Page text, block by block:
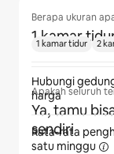
Berapa ukuran
1 kamar
Apakah seluruh
Ya, tamu
sendiri
1 kamar tidur 2
Hubungi
harga
Rata-rata
satu minggu